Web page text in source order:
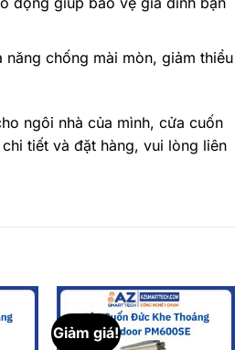
năng chống mài mòn, giảm thiểu
ngôi nhà của mình, cửa cuốn
tiết và đặt hàng, vui lòng liên
Giảm giá!